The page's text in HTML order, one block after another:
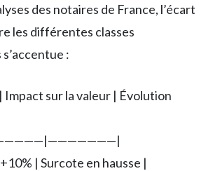
des notaires de France, l’écart
les différentes classes
:
Impact sur la valeur | Évolution
| Surcote en hausse |